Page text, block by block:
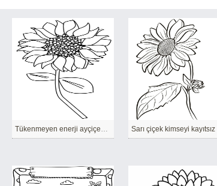
Tükenmeyen enerji ayçiçeğinden gelir.